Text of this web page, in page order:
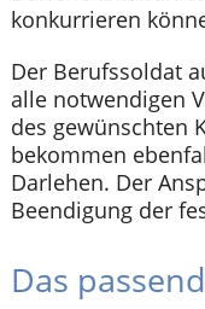
konkurrieren
Der Berufssoldat
alle notwendigen
des gewünschten
bekommen
Darlehen. Der
Beendigung der
Das